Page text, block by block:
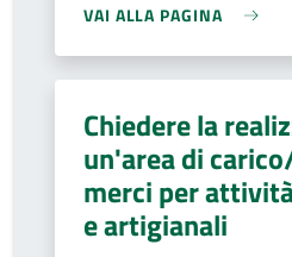
VAI ALLA PAGINA
Chiedere la
un'area di
merci per
e artigianali